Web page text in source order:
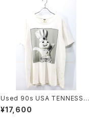
Used 90s USA TENNESSEE
RIVER Doughboy Parody G
raphic T-Shirt Size L 古着
¥17,600